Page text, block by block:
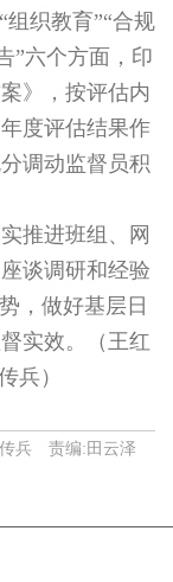
组织教育”“合规
”六个方面，印
》，按评估内
度评估结果作
调动监督员积
推进班组、网
谈调研和经验
，做好基层日
实效。（王红
兵）
传兵 责编:田云泽